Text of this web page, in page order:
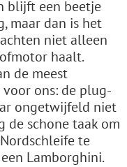
blijft een beetje
maar dan is het
niet alleen
haalt.
de meest
ons: de plug-
ongetwijfeld niet
de schone taak om
te
Lamborghini.